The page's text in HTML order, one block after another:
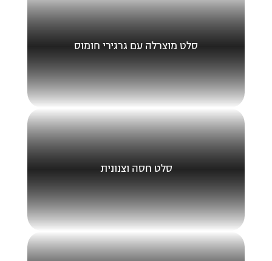
סלט מוצרלה עם גרגירי חומוס
סלט חסה וצנונית